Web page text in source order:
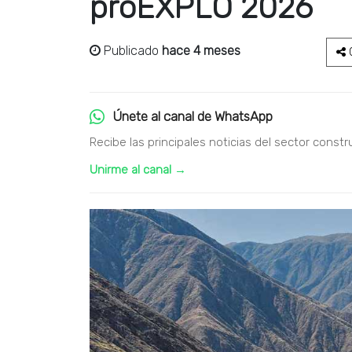
proEXPLO 2026
Publicado hace 4 meses
Únete al canal de WhatsApp
Recibe las principales noticias del sector
Unirme al canal →